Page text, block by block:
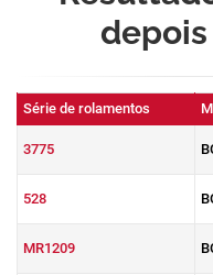
depois
Série de rolamentos
3775
528
MR1209